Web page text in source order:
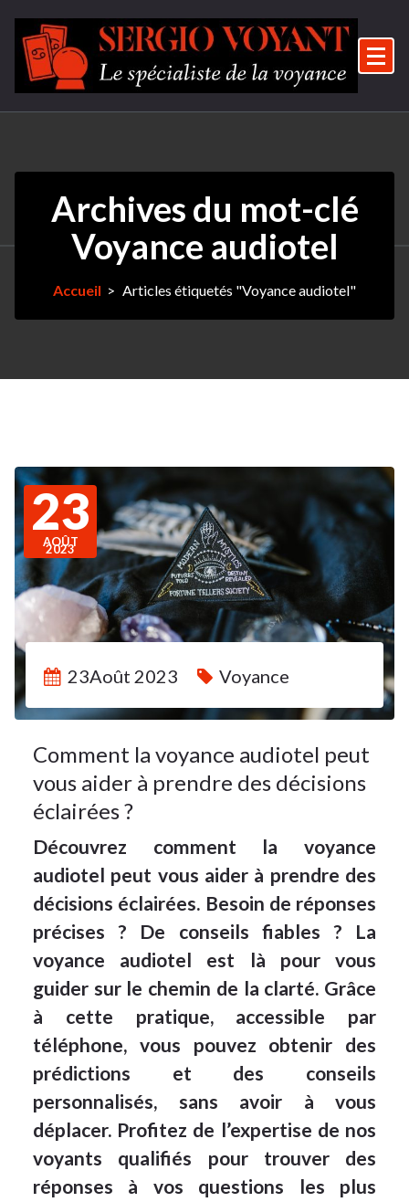
contenu
Archives du mot-clé
Voyance audiotel
Accueil > Articles étiquetés "Voyance audiotel"
23
AOÛT
2023
23Août 2023 Voyance
Comment la voyance audiotel peut
vous aider à prendre des décisions
éclairées ?
Découvrez comment la voyance
audiotel peut vous aider à prendre des
décisions éclairées. Besoin de réponses
précises ? De conseils fiables ? La
voyance audiotel est là pour vous
guider sur le chemin de la clarté. Grâce
à cette pratique, accessible par
téléphone, vous pouvez obtenir des
prédictions et des conseils
personnalisés, sans avoir à vous
déplacer. Profitez de l’expertise de nos
voyants qualifiés pour trouver des
réponses à vos questions les plus